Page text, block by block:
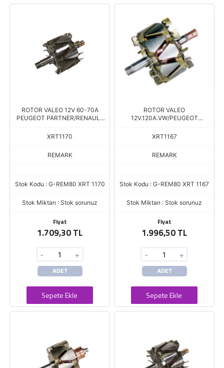
ROTOR VALEO 12V 60-70A
PEUGEOT PARTNER/RENAULT
XRT1170
REMARK
Stok Kodu : G-REM80 XRT 1170
Stok Miktarı : Stok sorunuz
Fiyat
1.709,30 TL
- +
ADET
Sepete Ekle
ROTOR VALEO
12V.120A.VW/PEUGEOT
XRT1167
REMARK
Stok Kodu : G-REM80 XRT 1167
Stok Miktarı : Stok sorunuz
Fiyat
1.996,50 TL
- +
ADET
Sepete Ekle